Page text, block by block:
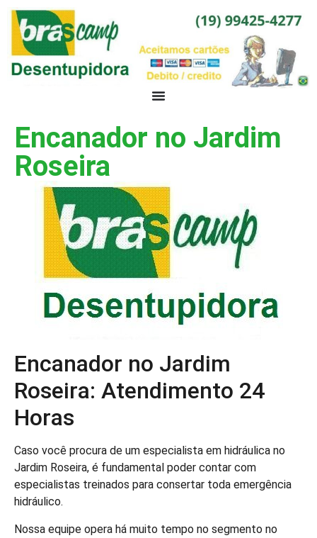
Encanador no Jardim
Roseira
Encanador no Jardim
Roseira: Atendimento 24
Horas
Caso você procura de um especialista em hidráulica no
Jardim Roseira, é fundamental poder contar com
especialistas treinados para consertar toda emergência
hidráulico.
Nossa equipe opera há muito tempo no segmento no